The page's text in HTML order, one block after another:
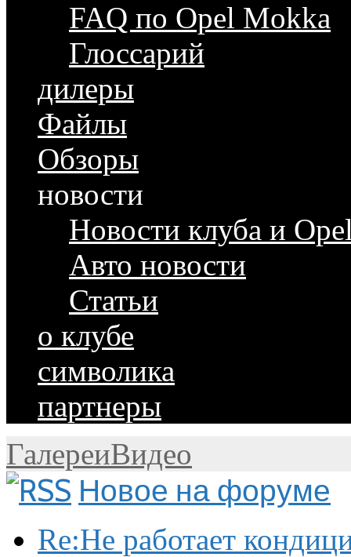
FAQ по Opel Mokka
Глоссарий
дилеры
Файлы
Обзоры
новости
Новости клуба и
Авто новости
Статьи
о клубе
символика
партнеры
ГалереиВидео
Новое на форуме
Re:Не работает